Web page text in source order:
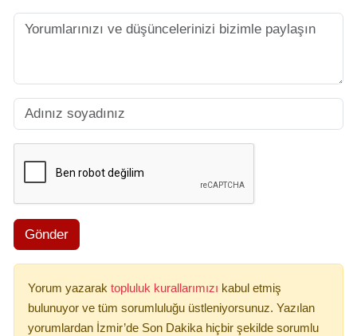
Gönder
Yorum yazarak topluluk kurallarımızı kabul etmiş
bulunuyor ve tüm sorumluluğu üstleniyorsunuz. Yazılan
yorumlardan İzmir’de Son Dakika hiçbir şekilde sorumlu